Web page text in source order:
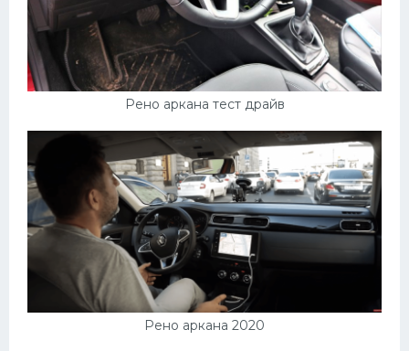
Рено аркана тест драйв
Рено аркана 2020